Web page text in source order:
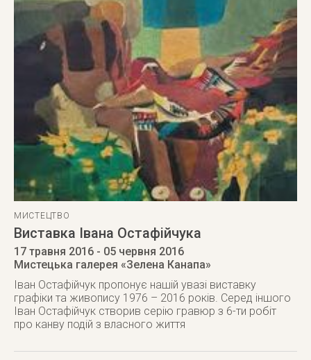
МИСТЕЦТВО
Виставка Івана Остафійчука
17 травня 2016 - 05 червня 2016
Мистецька галерея «Зелена Канапа»
Іван Остафійчук пропонує нашій увазі виставку
графіки та живопису 1976 – 2016 років. Серед іншого
Іван Остафійчук створив серію гравюр з 6-ти робіт
про канву подій з власного життя